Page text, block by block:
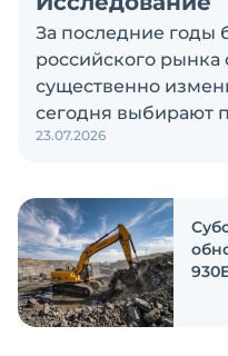
За последние годы
российского рынка
существенно
сегодня выбирают
также кого
ответить на эти
23.07.2026